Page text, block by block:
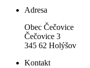
Adresa
Obec Čečovice
Čečovice 3
345 62 Holýšov
Kontakt